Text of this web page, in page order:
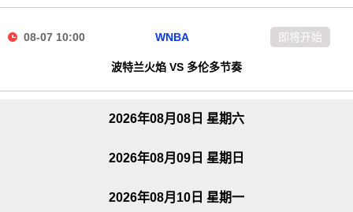
08-07 10:00 WNBA
波特兰火焰 VS 多伦多节奏
即将开始
2026年08月08日 星期六
2026年08月09日 星期日
2026年08月10日 星期一